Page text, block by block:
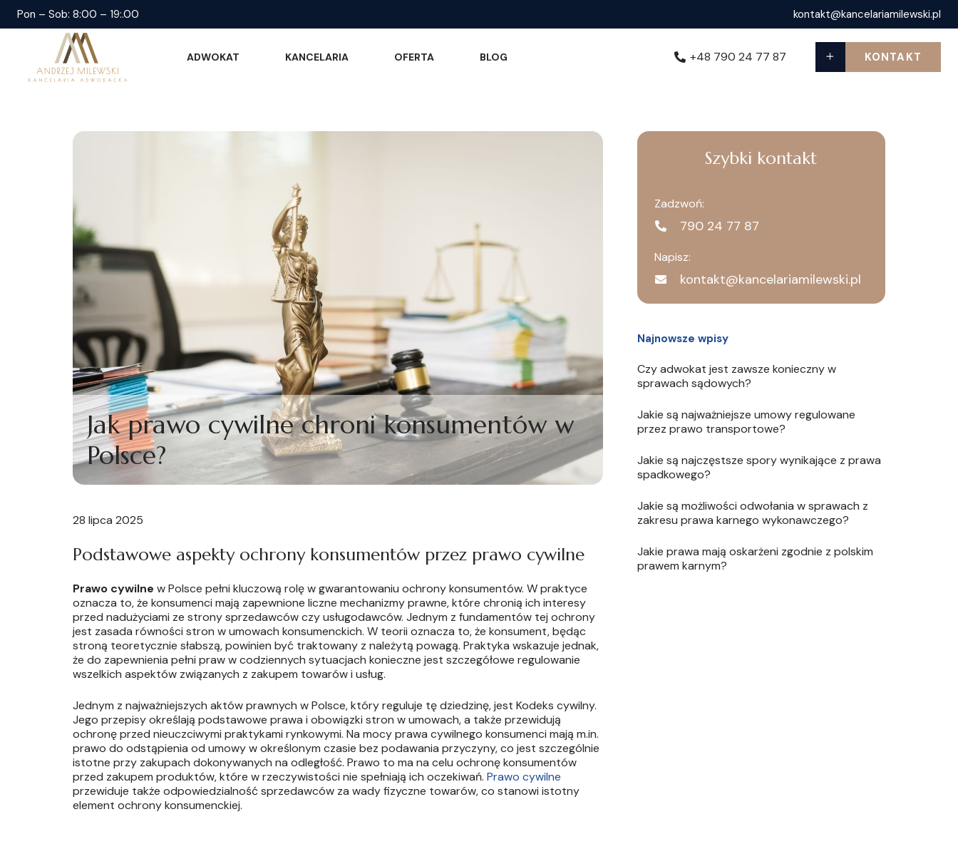
Pon – Sob: 8:00 – 19:.00 kontakt@kancelariamilewski.pl
ADWOKAT KANCELARIA OFERTA BLOG +48 790 24 77 87 KONTAKT
Jak prawo cywilne chroni konsumentów w
Polsce?
28 lipca 2025
Podstawowe aspekty ochrony konsumentów przez prawo cywilne
Prawo cywilne w Polsce pełni kluczową rolę w gwarantowaniu ochrony konsumentów. W praktyce
oznacza to, że konsumenci mają zapewnione liczne mechanizmy prawne, które chronią ich interesy
przed nadużyciami ze strony sprzedawców czy usługodawców. Jednym z fundamentów tej ochrony
jest zasada równości stron w umowach konsumenckich. W teorii oznacza to, że konsument, będąc
stroną teoretycznie słabszą, powinien być traktowany z należytą powagą. Praktyka wskazuje jednak,
że do zapewnienia pełni praw w codziennych sytuacjach konieczne jest szczegółowe regulowanie
wszelkich aspektów związanych z zakupem towarów i usług.
Jednym z najważniejszych aktów prawnych w Polsce, który reguluje tę dziedzinę, jest Kodeks cywilny.
Jego przepisy określają podstawowe prawa i obowiązki stron w umowach, a także przewidują
ochronę przed nieuczciwymi praktykami rynkowymi. Na mocy prawa cywilnego konsumenci mają m.in.
prawo do odstąpienia od umowy w określonym czasie bez podawania przyczyny, co jest szczególnie
istotne przy zakupach dokonywanych na odległość. Prawo to ma na celu ochronę konsumentów
przed zakupem produktów, które w rzeczywistości nie spełniają ich oczekiwań. Prawo cywilne
przewiduje także odpowiedzialność sprzedawców za wady fizyczne towarów, co stanowi istotny
element ochrony konsumenckiej.
Szybki kontakt
Zadzwoń:
790 24 77 87
Napisz:
kontakt@kancelariamilewski.pl
Najnowsze wpisy
Czy adwokat jest zawsze konieczny w
sprawach sądowych?
Jakie są najważniejsze umowy regulowane
przez prawo transportowe?
Jakie są najczęstsze spory wynikające z prawa
spadkowego?
Jakie są możliwości odwołania w sprawach z
zakresu prawa karnego wykonawczego?
Jakie prawa mają oskarżeni zgodnie z polskim
prawem karnym?